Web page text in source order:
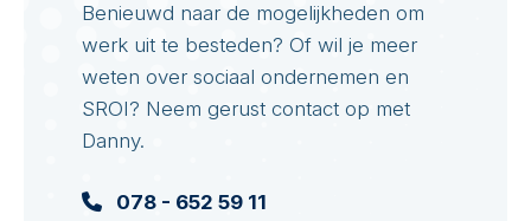
Benieuwd naar de mogelijkheden om
werk uit te besteden? Of wil je meer
weten over sociaal ondernemen en
SROI? Neem gerust contact op met
Danny.
078 - 652 59 11